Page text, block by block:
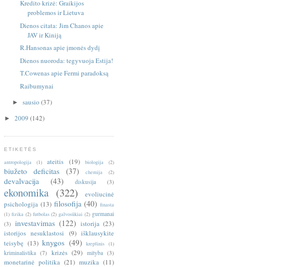
Kredito krizė: Graikijos
problemos ir Lietuva
Dienos citata: Jim Chanos apie
JAV ir Kiniją
R.Hansonas apie įmonės dydį
Dienos nuoroda: tegyvuoja Estija!
T.Cowenas apie Fermi paradoksą
Raibumynai
► sausio (37)
► 2009 (142)
ETIKETĖS
antropologija (1) ateitis (19) biologija (2)
biužeto deficitas (37) chemija (2)
devalvacija (43) diskusija (3)
ekonomika (322)
evoliucinė
psichologija (13) filosofija (40) finasta
(1) fizika (2) futbolas (2) galvosūkiai (2) gurmanai
(3) investavimas (122) istorija (23)
istorijos nesuklastosi
(9) išklausykite
teisybę (13) knygos (49) krepšinis (1)
kriminalistika (7) krizės (29) mityba (3)
monetarinė politika (21) muzika (11)